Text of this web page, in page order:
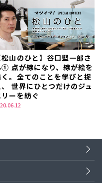
松山のひと】谷口堅一郎さ
① 点が線になり、線が絵を
。全てのことを学びと捉
、 世界にひとつだけのジュ
リーを紡ぐ